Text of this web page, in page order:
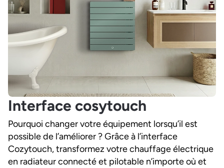
Interface cosytouch
Pourquoi changer votre équipement lorsqu’il est
possible de l’améliorer ? Grâce à l’interface
Cozytouch, transformez votre chauffage électrique
en radiateur connecté et pilotable n’importe où et